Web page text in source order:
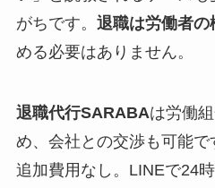
がちです。 退職は労働者の
める必要はありません。
退職代行SARABAは労働
め、会社との交渉も可能
追加費用なし。LINEで24